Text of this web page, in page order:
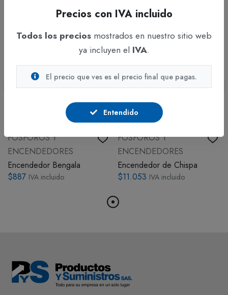
FOSFOROS Y
ENCENDEDORES
Encendedor Bengala
$887 IVA incluido
FOSFOROS Y
ENCENDEDORES
Encendedor de Chispa
$11.053 IVA incluido
Precios con IVA incluido
Todos los precios mostrados en nuestro sitio web
ya incluyen el IVA.
El precio que ves es el precio final que pagas.
Entendido